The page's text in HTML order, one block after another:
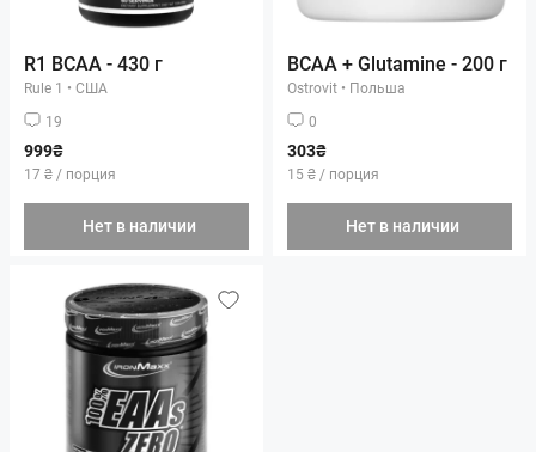
R1 BCAA - 430 г
Rule 1 • США
19
999₴
17 ₴ / порция
Нет в наличии
BCAA + Glutamine - 200 г
Ostrovit • Польша
0
303₴
15 ₴ / порция
Нет в наличии